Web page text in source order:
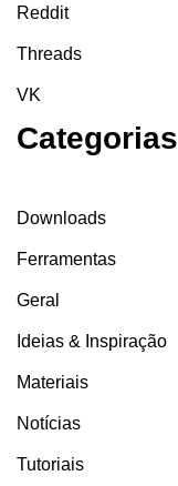
Reddit
Threads
VK
Categorias
Downloads
Ferramentas
Geral
Ideias & Inspiração
Materiais
Notícias
Tutoriais